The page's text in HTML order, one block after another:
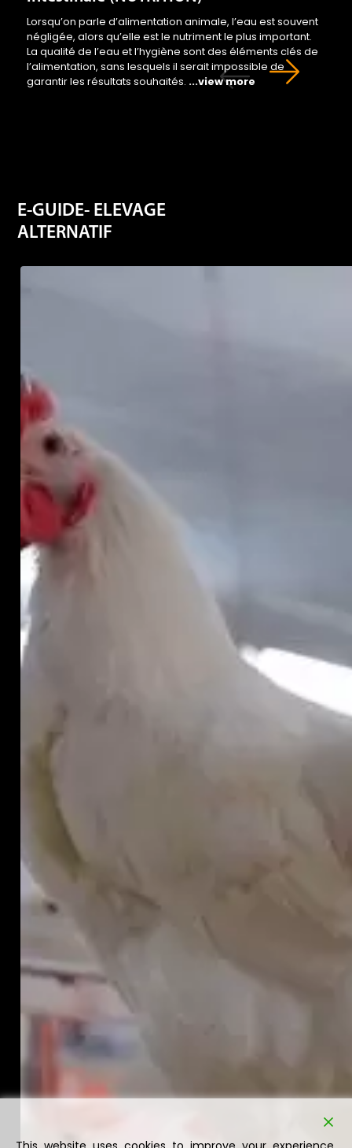
négligée, alors qu’elle est le nutriment le plus important.
La qualité de l’eau et l’hygiène sont des éléments clés de
l’alimentation, sans lesquels il serait impossible de
garantir les résultats souhaités....view more
E-GUIDE- ELEVAGE
ALTERNATIF
This website uses cookies to improve your experience.
We'll assume you're ok with this, but you can opt-out if